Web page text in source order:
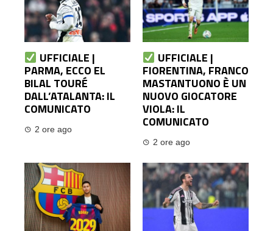
UFFICIALE |
PARMA, ECCO EL
BILAL TOURÉ
DALL’ATALANTA: IL
COMUNICATO
2 ore ago
UFFICIALE |
FIORENTINA, FRANCO
MASTANTUONO È UN
NUOVO GIOCATORE
VIOLA: IL
COMUNICATO
2 ore ago